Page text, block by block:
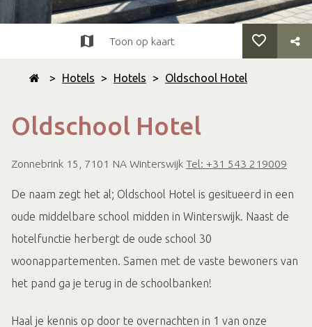
> Hotels > Hotels > Oldschool Hotel
Oldschool Hotel
Zonnebrink 15, 7101 NA Winterswijk Tel: +31 543 219009
Toon op kaart
De naam zegt het al; Oldschool Hotel is gesitueerd in een
oude middelbare school midden in Winterswijk. Naast de
hotelfunctie herbergt de oude school 30
woonappartementen. Samen met de vaste bewoners van
het pand ga je terug in de schoolbanken!
Haal je kennis op door te overnachten in 1 van onze